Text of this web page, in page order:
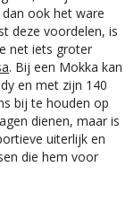
ook het ware
deze voordelen, is
net iets groter
. Bij een Mokka kan
en met zijn 140
bij te houden op
dienen, maar is
uiterlijk en
die hem voor